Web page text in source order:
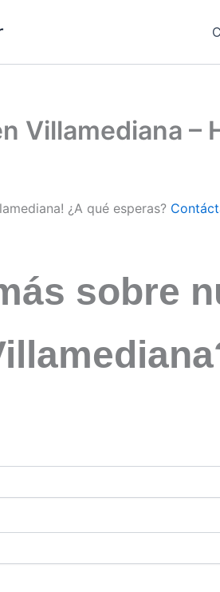
Villamediana –
¿A qué esperas?
sobre